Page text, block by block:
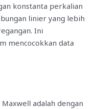
konstanta perkalian
linier yang lebih
Ini
mencocokkan data
adalah dengan